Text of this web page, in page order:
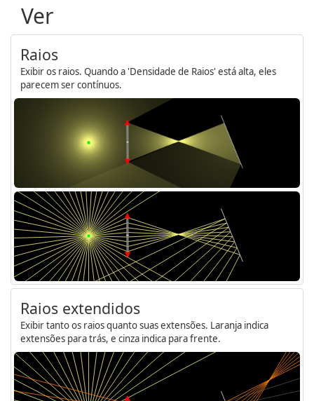
Ver
Raios
Exibir os raios. Quando a 'Densidade de Raios' está alta, eles
parecem ser contínuos.
Raios extendidos
Exibir tanto os raios quanto suas extensões. Laranja indica
extensões para trás, e cinza indica para frente.